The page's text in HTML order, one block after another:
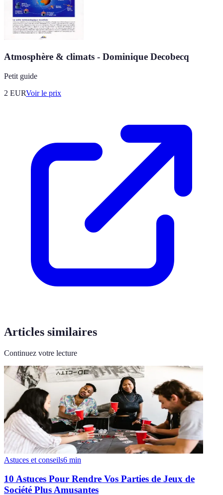
Atmosphère & climats - Dominique Decobecq
Petit guide
2 EURVoir le prix
Articles similaires
Continuez votre lecture
Astuces et conseils6 min
10 Astuces Pour Rendre Vos Parties de Jeux de
Société Plus Amusantes